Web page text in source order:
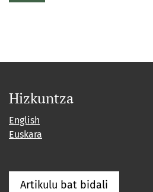
Hizkuntza
English
Euskara
Artikulu bat bidali